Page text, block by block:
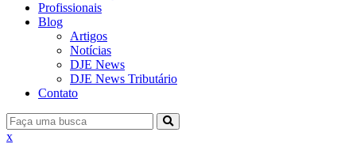
Profissionais
Blog
Artigos
Notícias
DJE News
DJE News Tributário
Contato
x